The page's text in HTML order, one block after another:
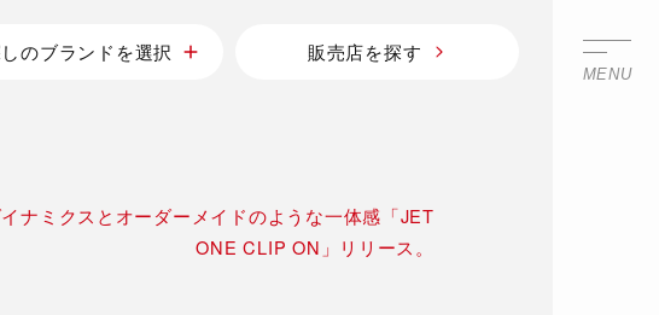
MENU
のブランドを選択 販売店を探す
ナミクスとオーダーメイドのような一体感「JET
ONE CLIP ON」リリース。